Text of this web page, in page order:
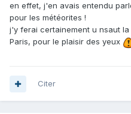
en effet, j'en avais entendu
pour les météorites !
j'y ferai certainement u nsaut
Paris, pour le plaisir des yeux
Citer